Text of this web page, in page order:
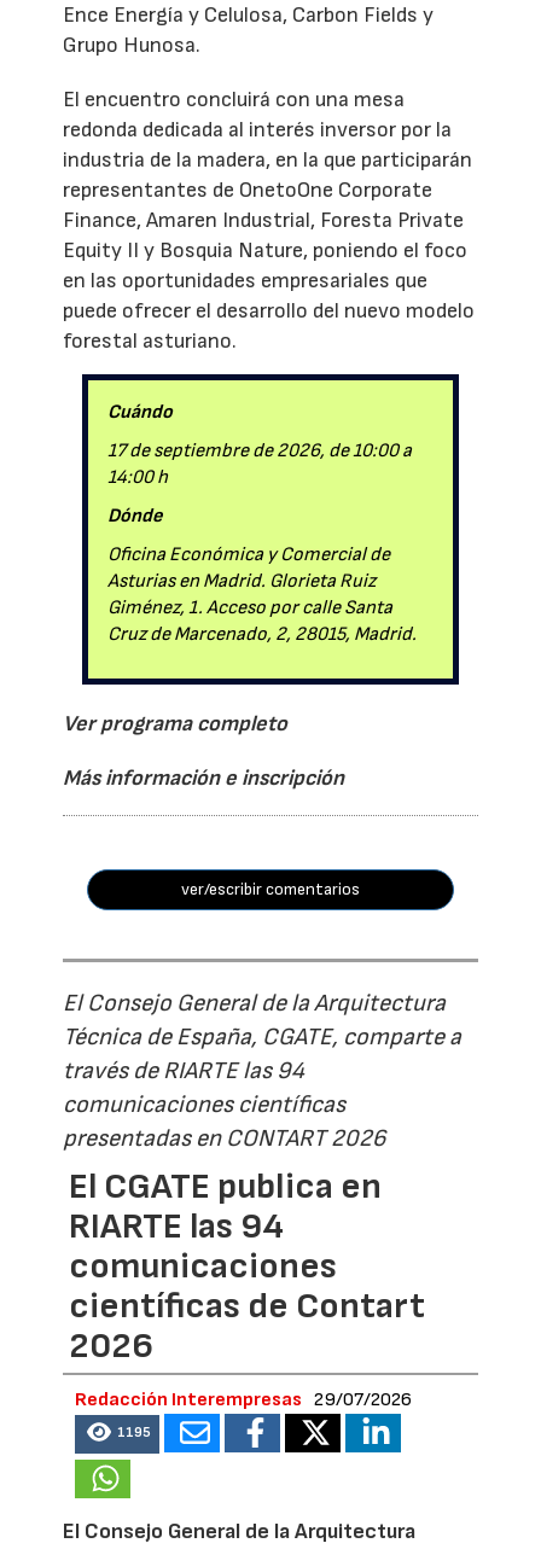
Ence Energía y Celulosa, Carbon Fields y
Grupo Hunosa.
El encuentro concluirá con una mesa
redonda dedicada al interés inversor por la
industria de la madera, en la que participarán
representantes de OnetoOne Corporate
Finance, Amaren Industrial, Foresta Private
Equity II y Bosquia Nature, poniendo el foco
en las oportunidades empresariales que
puede ofrecer el desarrollo del nuevo modelo
forestal asturiano.
Cuándo
17 de septiembre de 2026, de 10:00 a
14:00 h
Dónde
Oficina Económica y Comercial de
Asturias en Madrid. Glorieta Ruiz
Giménez, 1. Acceso por calle Santa
Cruz de Marcenado, 2, 28015, Madrid.
Ver programa completo
Más información e inscripción
ver/escribir comentarios
El Consejo General de la Arquitectura
Técnica de España, CGATE, comparte a
través de RIARTE las 94
comunicaciones científicas
presentadas en CONTART 2026
El CGATE publica en
RIARTE las 94
comunicaciones
científicas de Contart
2026
Redacción Interempresas 29/07/2026
1195
El Consejo General de la Arquitectura